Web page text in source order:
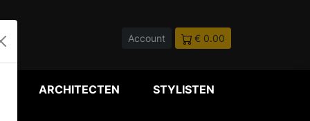
Account € 0.00
ARCHITECTEN STYLISTEN